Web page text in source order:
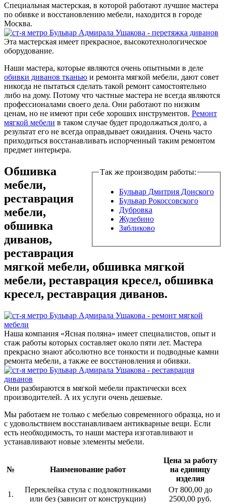
Специальная мастерская, в которой работают лучшие мастера
по обивке и восстановлению мебели, находится в городе
Москва.
Эта мастерская имеет прекрасное, высокотехнологическое
оборудование.
Наши мастера, которые являются очень опытными в деле
обивки диванов тканью и ремонта мягкой мебели, дают совет
никогда не пытаться сделать такой ремонт самостоятельно
либо на дому. Потому что частные мастера не всегда являются
профессионалами своего дела. Они работают по низким
ценам, но не имеют при себе хороших инструментов. Ремонт
мягкой мебели в таком случае будет продолжаться долго, а
результат его не всегда оправдывает ожидания. Очень часто
приходиться восстанавливать испорченный таким ремонтом
предмет интерьера.
Так же производим работы:
Бульвар Дмитрия Донского
Бульвар Рокоссовского
Дубровка
Жулебино
Зябликово
Обшивка
мебели,
реставрация
мебели,
обшивка
диванов,
реставрация
мягкой мебели, обшивка мягкой
мебели, реставрация кресел, обшивка
кресел, реставрация диванов.
Наша компания «Ясная поляна» имеет специалистов, опыт и
стаж работы которых составляет около пяти лет. Мастера
прекрасно знают абсолютно все тонкости и подводные камни
ремонта мебели, а также ее восстановления и обивки.
Они разбираются в мягкой мебели практически всех
производителей. А их услуги очень дешевые.
Мы работаем не только с мебелью современного образца, но и
с удовольствием восстанавливаем антикварные вещи. Если
есть необходимость, то наши мастера изготавливают и
устанавливают новые элементы мебели.
№ Наименование работ
Цена за работу
на единицу
изделия
1.
Переклейка стула с подлокотниками
или без (зависит от конструкции)
От 800,00 до
2500,00 руб.